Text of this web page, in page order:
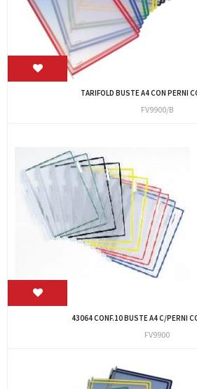
TARIFOLD BUSTE A4 CON PERNI
FV9900/B
43064 CONF.10 BUSTE A4 C/PERNI
FV9900